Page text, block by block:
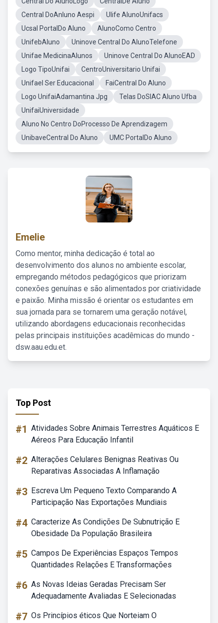
Central DoAnluno Aespi
Ulife AlunoUnifacs
Ucsal PortalDo Aluno
AlunoComo Centro
UnifebAluno
Uninove Central Do AlunoTelefone
Unifae MedicinaAlunos
Uninove Central Do AlunoEAD
Logo TipoUnifai
CentroUniversitario Unifai
Unifael Ser Educacional
FaiCentral Do Aluno
Logo UnifaiAdamantina Jpg
Telas DoSIAC Aluno Ufba
UnifaiUniversidade
Aluno No Centro DoProcesso De Aprendizagem
UnibaveCentral Do Aluno
UMC PortalDo Aluno
Emelie
Como mentor, minha dedicação é total ao
desenvolvimento dos alunos no ambiente escolar,
empregando métodos pedagógicos que priorizam
conexões genuínas e são alimentados por criatividade
e paixão. Minha missão é orientar os estudantes em
sua jornada para se tornarem uma geração notável,
utilizando abordagens educacionais reconhecidas
pelas principais instituições acadêmicas do mundo -
dsw.aau.edu.et.
Top Post
#1 Atividades Sobre Animais Terrestres Aquáticos E
Aéreos Para Educação Infantil
#2 Alterações Celulares Benignas Reativas Ou
Reparativas Associadas A Inflamação
#3 Escreva Um Pequeno Texto Comparando A
Participação Nas Exportações Mundiais
#4 Caracterize As Condições De Subnutrição E
Obesidade Da População Brasileira
#5 Campos De Experiências Espaços Tempos
Quantidades Relações E Transformações
#6 As Novas Ideias Geradas Precisam Ser
Adequadamente Avaliadas E Selecionadas
#7 Os Princípios éticos Que Norteiam O